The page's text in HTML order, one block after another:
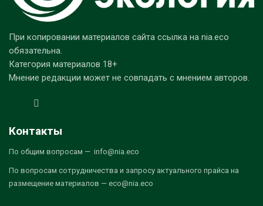
При копировании материалов сайта ссылка на nia.eco
обязательна.
Категория материалов 18+
Мнение редакции может не совпадать с мнением авторов.
Контакты
По общим вопросам — info@nia.eco
По вопросам сотрудничества и запросу актуального прайса на
размещение материалов — eco@nia.eco